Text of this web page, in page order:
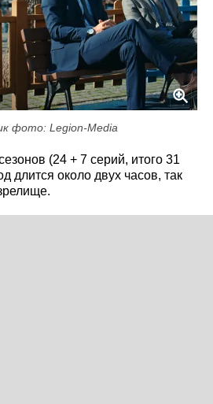
фото: Legion-Media
(24 + 7 серий, итого 31
длится около двух часов, так